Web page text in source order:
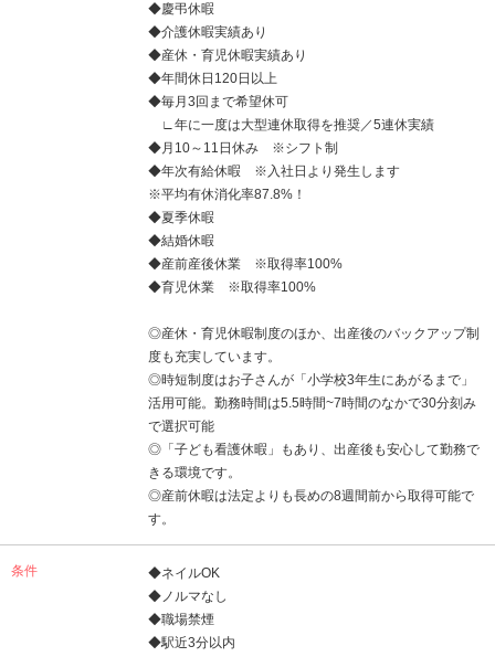
◆慶弔休暇
◆介護休暇実績あり
◆産休・育児休暇実績あり
◆年間休日120日以上
◆毎月3回まで希望休可
∟年に一度は大型連休取得を推奨／5連休実績
◆月10～11日休み ※シフト制
◆年次有給休暇 ※入社日より発生します
※平均有休消化率87.8%！
◆夏季休暇
◆結婚休暇
◆産前産後休業 ※取得率100%
◆育児休業 ※取得率100%
◎産休・育児休暇制度のほか、出産後のバックアップ制
度も充実しています。
◎時短制度はお子さんが「小学校3年生にあがるまで」
活用可能。勤務時間は5.5時間~7時間のなかで30分刻み
で選択可能
◎「子ども看護休暇」もあり、出産後も安心して勤務で
きる環境です。
◎産前休暇は法定よりも長めの8週間前から取得可能で
す。
条件
◆ネイルOK
◆ノルマなし
◆職場禁煙
◆駅近3分以内